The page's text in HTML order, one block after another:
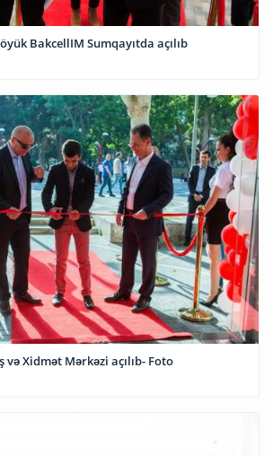
BakcellIM Sumqayıtda açılıb
və Xidmət Mərkəzi açılıb- Foto